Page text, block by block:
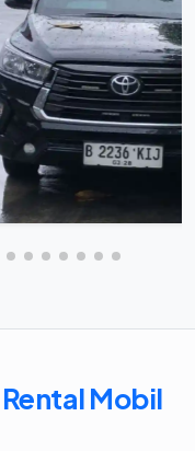
Rental Mobil